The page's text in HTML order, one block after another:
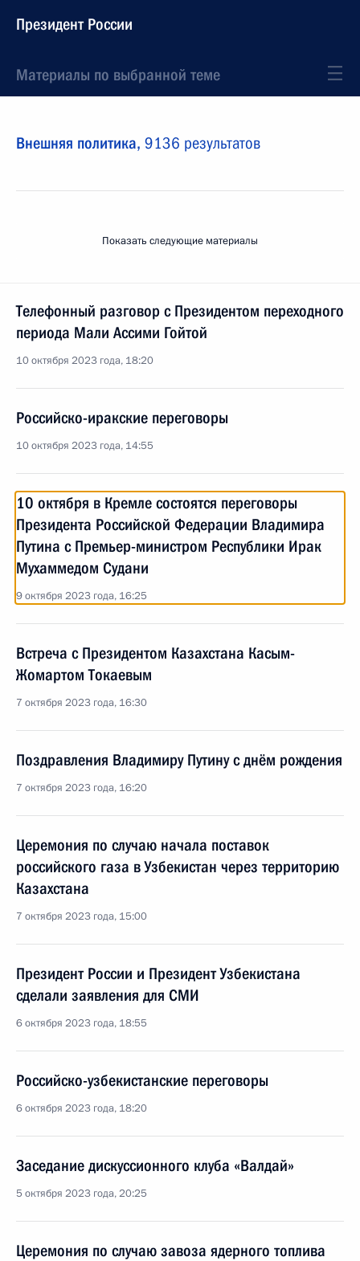
Президент России
Материалы по выбранной теме
Внешняя политика, 9136 результатов
Показать следующие материалы
Телефонный разговор с Президентом переходного
периода Мали Ассими Гойтой
10 октября 2023 года, 18:20
Российско-иракские переговоры
10 октября 2023 года, 14:55
10 октября в Кремле состоятся переговоры
Президента Российской Федерации Владимира
Путина с Премьер-министром Республики Ирак
Мухаммедом Судани
9 октября 2023 года, 16:25
Встреча с Президентом Казахстана Касым-
Жомартом Токаевым
7 октября 2023 года, 16:30
Поздравления Владимиру Путину с днём рождения
7 октября 2023 года, 16:20
Церемония по случаю начала поставок
российского газа в Узбекистан через территорию
Казахстана
7 октября 2023 года, 15:00
Президент России и Президент Узбекистана
сделали заявления для СМИ
6 октября 2023 года, 18:55
Российско-узбекистанские переговоры
6 октября 2023 года, 18:20
Заседание дискуссионного клуба «Валдай»
5 октября 2023 года, 20:25
Церемония по случаю завоза ядерного топлива